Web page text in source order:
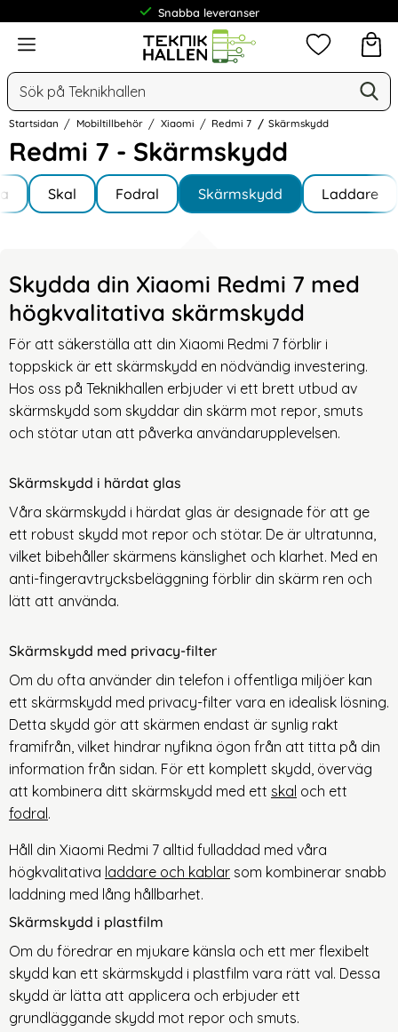
Snabba leveranser
Frakt från 19 kr
Meny
Sök
Mina
Startsidan Mobiltillbehör Xiaomi Redmi 7 Skärmskydd
Redmi 7 - Skärmskydd
Hoppa
till
produkter
Underkategorier
Skal Fodral Skärmskydd Laddare
Skydda din Xiaomi Redmi 7 med
högkvalitativa skärmskydd
För att säkerställa att din Xiaomi Redmi 7 förblir i
toppskick är ett skärmskydd en nödvändig investering.
Hos oss på Teknikhallen erbjuder vi ett brett utbud av
skärmskydd som skyddar din skärm mot repor, smuts
och stötar utan att påverka användarupplevelsen.
Skärmskydd i härdat glas
Våra skärmskydd i härdat glas är designade för att ge
ett robust skydd mot repor och stötar. De är ultratunna,
vilket bibehåller skärmens känslighet och klarhet. Med en
anti-fingeravtrycksbeläggning förblir din skärm ren och
lätt att använda.
Skärmskydd med privacy-filter
Om du ofta använder din telefon i offentliga miljöer kan
ett skärmskydd med privacy-filter vara en idealisk lösning.
Detta skydd gör att skärmen endast är synlig rakt
framifrån, vilket hindrar nyfikna ögon från att titta på din
information från sidan. För ett komplett skydd, överväg
att kombinera ditt skärmskydd med ett skal och ett
fodral.
Håll din Xiaomi Redmi 7 alltid fulladdad med våra
högkvalitativa laddare och kablar som kombinerar snabb
laddning med lång hållbarhet.
Skärmskydd i plastfilm
Om du föredrar en mjukare känsla och ett mer flexibelt
skydd kan ett skärmskydd i plastfilm vara rätt val. Dessa
skydd är lätta att applicera och erbjuder ett
grundläggande skydd mot repor och smuts.